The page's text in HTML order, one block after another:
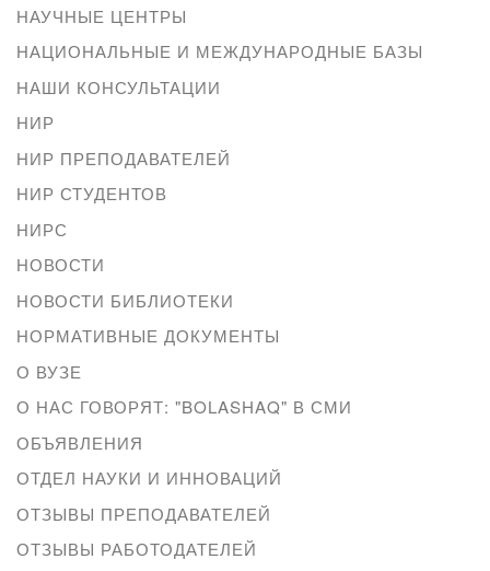
НАУЧНЫЕ ЦЕНТРЫ
НАЦИОНАЛЬНЫЕ И МЕЖДУНАРОДНЫЕ БАЗЫ
НАШИ КОНСУЛЬТАЦИИ
НИР
НИР ПРЕПОДАВАТЕЛЕЙ
НИР СТУДЕНТОВ
НИРС
НОВОСТИ
НОВОСТИ БИБЛИОТЕКИ
НОРМАТИВНЫЕ ДОКУМЕНТЫ
О ВУЗЕ
О НАС ГОВОРЯТ: "BOLASHAQ" В СМИ
ОБЪЯВЛЕНИЯ
ОТДЕЛ НАУКИ И ИННОВАЦИЙ
ОТЗЫВЫ ПРЕПОДАВАТЕЛЕЙ
ОТЗЫВЫ РАБОТОДАТЕЛЕЙ